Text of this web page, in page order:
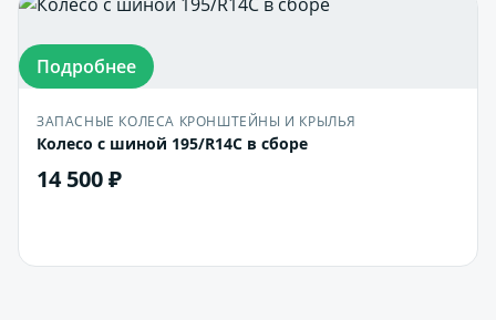
Подробнее
ЗАПАСНЫЕ КОЛЕСА КРОНШТЕЙНЫ И КРЫЛЬЯ
Колесо с шиной 195/R14С в сборе
14 500 ₽